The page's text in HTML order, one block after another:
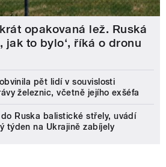
opakovaná lež. Ruská
jak to bylo‘, říká o dronu
obvinila pět lidí v souvislosti
železnic, včetně jejího exšéfa
Ruska balistické střely, uvádí
týden na Ukrajině zabíjely